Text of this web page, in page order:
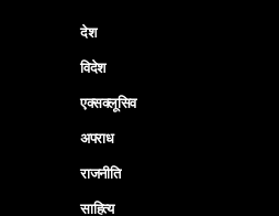
देश
विदेश
एक्सक्लूसिव
अपराध
राजनीति
साहित्य